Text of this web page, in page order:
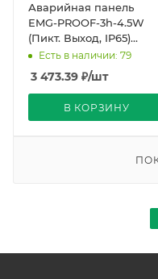
Аварийная панель
EMG-PROOF-3h-4.5W
(Пикт. Выход, IP65)
(Arlight, IP65 Пластик, 3
Есть в наличии: 79
3 473.39 ₽/шт
В КОРЗИНУ